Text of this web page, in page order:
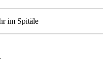
im Spitäle